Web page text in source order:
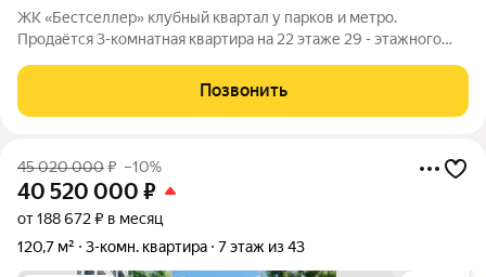
ЖК «Бестселлер» клубный квартал у парков и метро.
Продаётся 3-комнатная квартира на 22 этаже 29 - этажного
востоке Москвы, в
Позвонить
45 020 000₽ –10%
40 520 000 ₽
от 188 672 ₽ в месяц
120,7 м²
3-комн. квартира 7 этаж из 43